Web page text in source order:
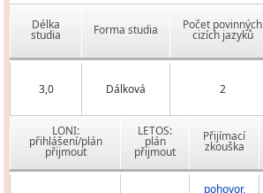
Délka
studia Forma studia Počet povinných
cizích jazyků
3,0 Dálková 2
LONI:
přihlášení/plán
přijmout
LETOS:
plán
přijmout
Přijímací
zkouška
pohovor,